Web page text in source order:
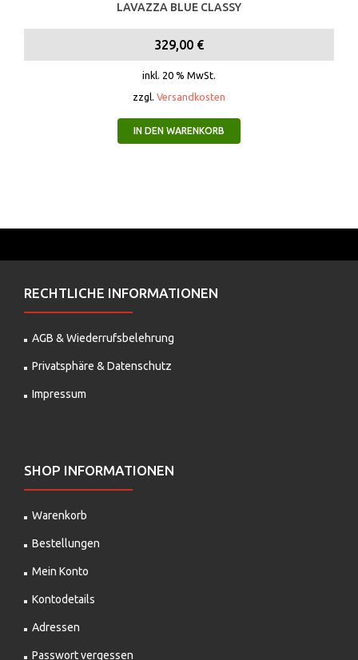
LAVAZZA BLUE CLASSY
329,00 €
inkl. 20 % MwSt.
zzgl. Versandkosten
IN DEN WARENKORB
RECHTLICHE INFORMATIONEN
AGB & Wiederrufsbelehrung
Privatsphäre & Datenschutz
Impressum
SHOP INFORMATIONEN
Warenkorb
Bestellungen
Mein Konto
Kontodetails
Adressen
Passwort vergessen